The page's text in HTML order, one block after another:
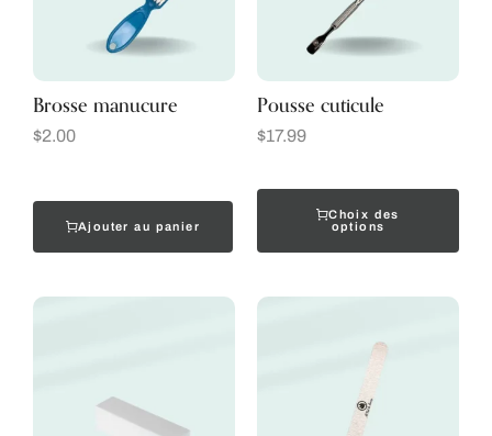
Brosse manucure
$2.00
Ajouter au panier
Pousse cuticule
$17.99
Choix des
options